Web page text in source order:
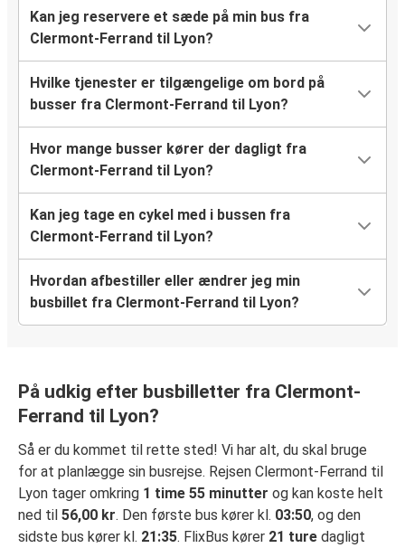
Kan jeg reservere et sæde på min bus fra
Clermont-Ferrand til Lyon?
Hvilke tjenester er tilgængelige om bord på
busser fra Clermont-Ferrand til Lyon?
Hvor mange busser kører der dagligt fra
Clermont-Ferrand til Lyon?
Kan jeg tage en cykel med i bussen fra
Clermont-Ferrand til Lyon?
Hvordan afbestiller eller ændrer jeg min
busbillet fra Clermont-Ferrand til Lyon?
På udkig efter busbilletter fra Clermont-
Ferrand til Lyon?
Så er du kommet til rette sted! Vi har alt, du skal bruge
for at planlægge sin busrejse. Rejsen Clermont-Ferrand til
Lyon tager omkring 1 time 55 minutter og kan koste helt
ned til 56,00 kr. Den første bus kører kl. 03:50, og den
sidste bus kører kl. 21:35. FlixBus kører 21 ture dagligt